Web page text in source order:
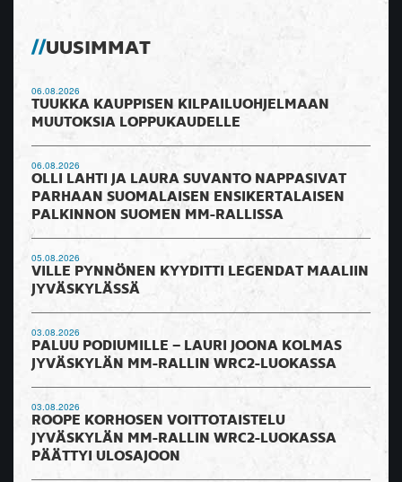
UUSIMMAT
06.08.2026
TUUKKA KAUPPISEN KILPAILUOHJELMAAN
MUUTOKSIA LOPPUKAUDELLE
06.08.2026
OLLI LAHTI JA LAURA SUVANTO NAPPASIVAT
PARHAAN SUOMALAISEN ENSIKERTALAISEN
PALKINNON SUOMEN MM-RALLISSA
05.08.2026
VILLE PYNNÖNEN KYYDITTI LEGENDAT MAALIIN
JYVÄSKYLÄSSÄ
03.08.2026
PALUU PODIUMILLE – LAURI JOONA KOLMAS
JYVÄSKYLÄN MM-RALLIN WRC2-LUOKASSA
03.08.2026
ROOPE KORHOSEN VOITTOTAISTELU
JYVÄSKYLÄN MM-RALLIN WRC2-LUOKASSA
PÄÄTTYI ULOSAJOON